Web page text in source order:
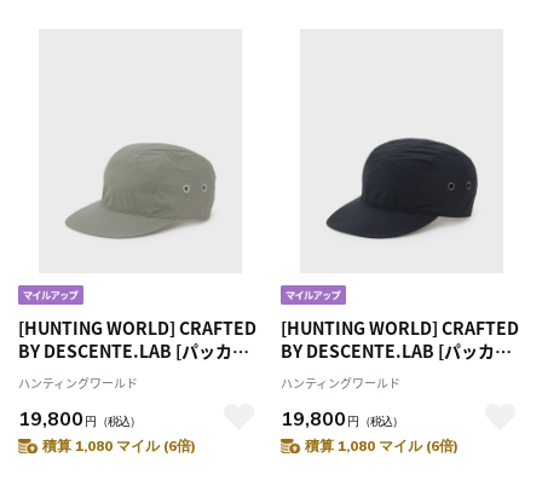
[HUNTING WORLD] CRAFTED
BY DESCENTE.LAB [パッカブ
ルキャップ CP91M]グレー
6509890105
ハンティングワールド
19,800 円 （税込）
積算 1,080 マイル (6倍)
[HUNTING WORLD] CRAFTED
BY DESCENTE.LAB [パッカブ
ルキャップ CP91M]ブラック
6509890108
ハンティングワールド
19,800 円 （税込）
積算 1,080 マイル (6倍)